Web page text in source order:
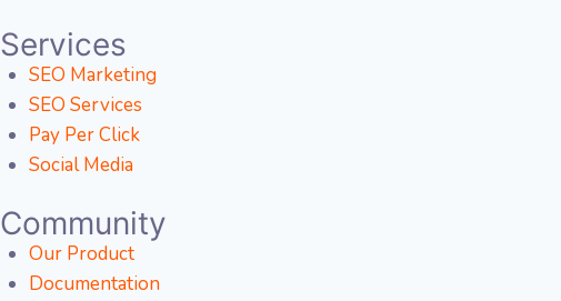
Services
SEO Marketing
SEO Services
Pay Per Click
Social Media
Community
Our Product
Documentation